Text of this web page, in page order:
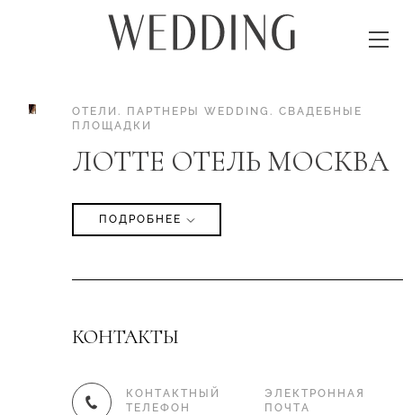
ОТЕЛИ . ПАРТНЕРЫ WEDDING . СВАДЕБНЫЕ
ПЛОЩАДКИ
ЛОТТЕ ОТЕЛЬ МОСКВА
ПОДРОБНЕЕ
КОНТАКТЫ
КОНТАКТНЫЙ
ТЕЛЕФОН
ЭЛЕКТРОННАЯ
ПОЧТА